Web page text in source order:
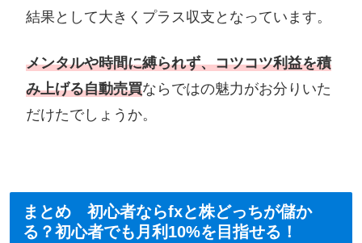
結果として大きくプラス収支となっています。
メンタルや時間に縛られず、コツコツ利益を積
み上げる自動売買ならではの魅力がお分りいた
だけたでしょうか。
まとめ 初心者ならfxと株どっちが儲か
る？初心者でも月利10%を目指せる！